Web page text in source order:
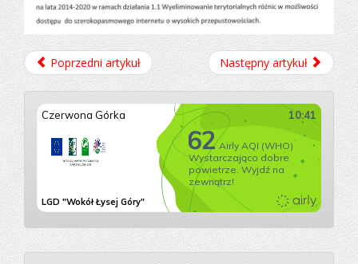
Poprzedni artykuł Następny artykuł